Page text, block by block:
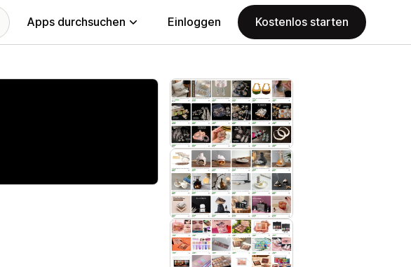
Apps durchsuchen Einloggen Kostenlos starten